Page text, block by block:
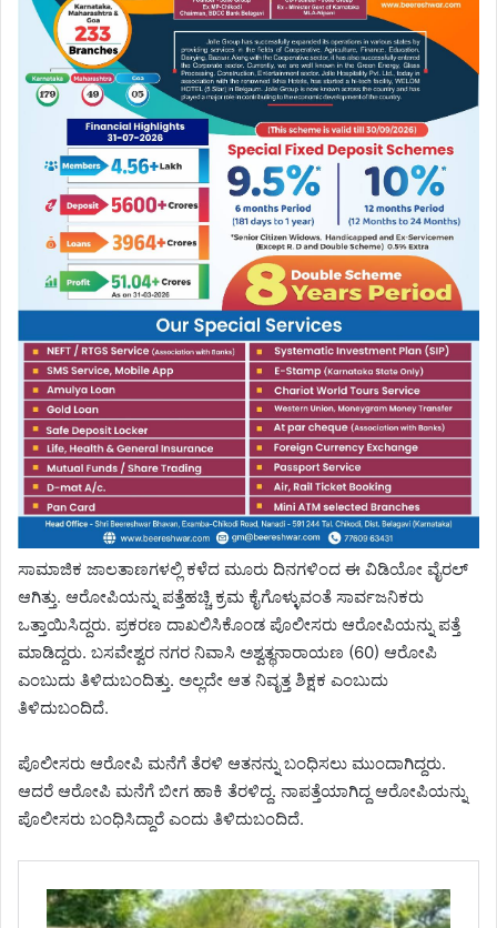
ಸಾಮಾಜಿಕ ಜಾಲತಾಣಗಳಲ್ಲಿ ಕಳೆದ ಮೂರು ದಿನಗಳಿಂದ ಈ ವಿಡಿಯೋ ವೈರಲ್
ಆಗಿತ್ತು. ಆರೋಪಿಯನ್ನು ಪತ್ತೆಹಚ್ಚಿ ಕ್ರಮ ಕೈಗೊಳ್ಳುವಂತೆ ಸಾರ್ವಜನಿಕರು
ಒತ್ತಾಯಿಸಿದ್ದರು. ಪ್ರಕರಣ ದಾಖಲಿಸಿಕೊಂಡ ಪೊಲೀಸರು ಆರೋಪಿಯನ್ನು ಪತ್ತೆ
ಮಾಡಿದ್ದರು. ಬಸವೇಶ್ವರ ನಗರ ನಿವಾಸಿ ಅಶ್ವತ್ಥನಾರಾಯಣ (60) ಆರೋಪಿ
ಎಂಬುದು ತಿಳಿದುಬಂದಿತ್ತು. ಅಲ್ಲದೇ ಆತ ನಿವೃತ್ತ ಶಿಕ್ಷಕ ಎಂಬುದು
ತಿಳಿದುಬಂದಿದೆ.
ಪೊಲೀಸರು ಆರೋಪಿ ಮನೆಗೆ ತೆರಳಿ ಆತನನ್ನು ಬಂಧಿಸಲು ಮುಂದಾಗಿದ್ದರು.
ಆದರೆ ಆರೋಪಿ ಮನೆಗೆ ಬೀಗ ಹಾಕಿ ತೆರಳಿದ್ದ. ನಾಪತ್ತೆಯಾಗಿದ್ದ ಆರೋಪಿಯನ್ನು
ಪೊಲೀಸರು ಬಂಧಿಸಿದ್ದಾರೆ ಎಂದು ತಿಳಿದುಬಂದಿದೆ.